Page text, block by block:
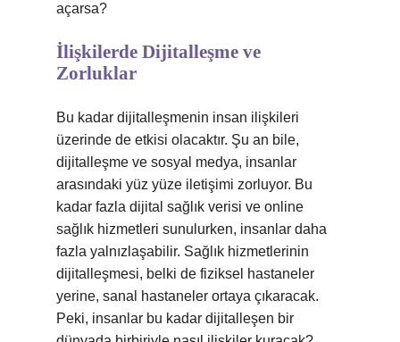
açarsa?
İlişkilerde Dijitalleşme ve
Zorluklar
Bu kadar dijitalleşmenin insan ilişkileri
üzerinde de etkisi olacaktır. Şu an bile,
dijitalleşme ve sosyal medya, insanlar
arasındaki yüz yüze iletişimi zorluyor. Bu
kadar fazla dijital sağlık verisi ve online
sağlık hizmetleri sunulurken, insanlar daha
fazla yalnızlaşabilir. Sağlık hizmetlerinin
dijitalleşmesi, belki de fiziksel hastaneler
yerine, sanal hastaneler ortaya çıkaracak.
Peki, insanlar bu kadar dijitalleşen bir